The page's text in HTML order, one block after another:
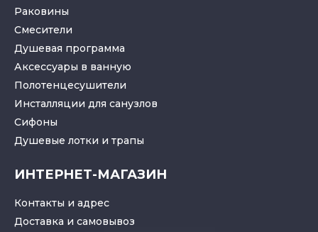
Раковины
Смесители
Душевая программа
Аксессуары в ванную
Полотенцесушители
Инсталляции для санузлов
Cифоны
Душевые лотки и трапы
ИНТЕРНЕТ-МАГАЗИН
Контакты и адрес
Доставка и самовывоз